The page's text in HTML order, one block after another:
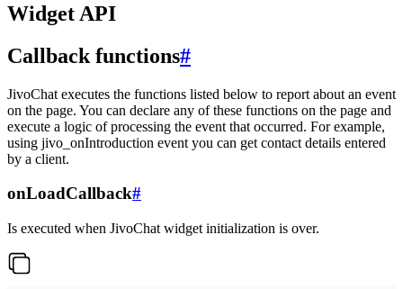
Widget API
Callback functions#
JivoChat executes the functions listed below to report about an event
on the page. You can declare any of these functions on the page and
execute a logic of processing the event that occurred. For example,
using jivo_onIntroduction event you can get contact details entered
by a client.
onLoadCallback#
Is executed when JivoChat widget initialization is over.